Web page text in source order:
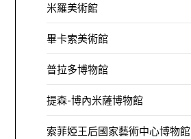
米羅美術館
畢卡索美術館
普拉多博物館
提森-博內米薩博物館
索菲婭王后國家藝術中心博物館